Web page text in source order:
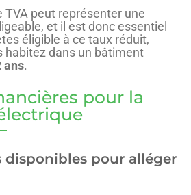
peut représenter une
et il est donc essentiel
éligible à ce taux réduit,
habitez dans un bâtiment
ans.
pour la
disponibles pour alléger